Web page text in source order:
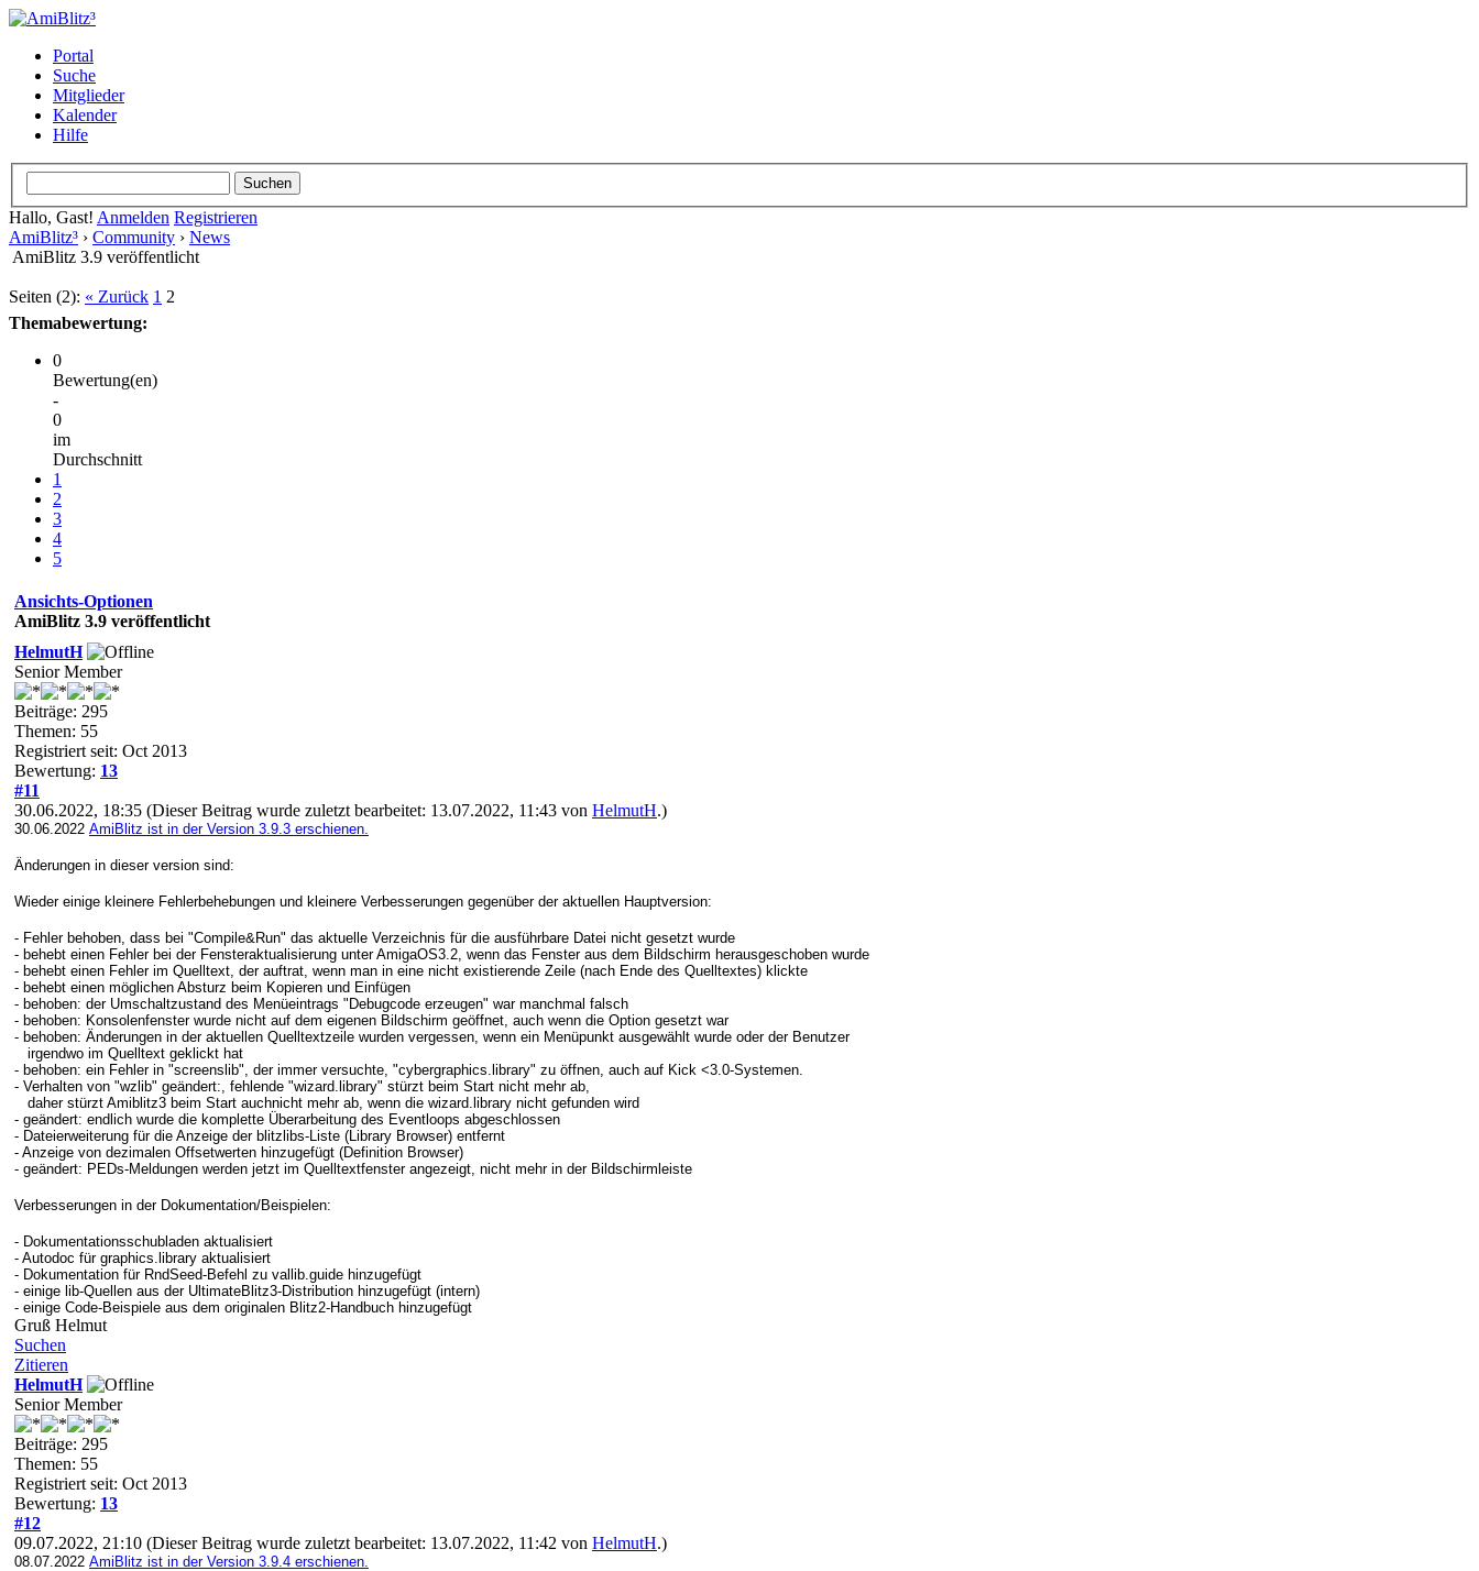
Portal
Suche
Mitglieder
Kalender
Hilfe
Hallo, Gast! Anmelden Registrieren
AmiBlitz³ › Community › News
AmiBlitz 3.9 veröffentlicht
Seiten (2): « Zurück 1 2
Themabewertung:
0
Bewertung(en)
-
0
im
Durchschnitt
1
2
3
4
5
Ansichts-Optionen
AmiBlitz 3.9 veröffentlicht
HelmutH
Senior Member
Beiträge: 295
Themen: 55
Registriert seit: Oct 2013
Bewertung: 13
#11
30.06.2022, 18:35 (Dieser Beitrag wurde zuletzt bearbeitet: 13.07.2022, 11:43 von HelmutH.)
30.06.2022 AmiBlitz ist in der Version 3.9.3 erschienen.
Änderungen in dieser version sind:
Wieder einige kleinere Fehlerbehebungen und kleinere Verbesserungen gegenüber der aktuellen Hauptversion:
- Fehler behoben, dass bei "Compile&Run" das aktuelle Verzeichnis für die ausführbare Datei nicht gesetzt wurde
- behebt einen Fehler bei der Fensteraktualisierung unter AmigaOS3.2, wenn das Fenster aus dem Bildschirm herausgeschoben wurde
- behebt einen Fehler im Quelltext, der auftrat, wenn man in eine nicht existierende Zeile (nach Ende des Quelltextes) klickte
- behebt einen möglichen Absturz beim Kopieren und Einfügen
- behoben: der Umschaltzustand des Menüeintrags "Debugcode erzeugen" war manchmal falsch
- behoben: Konsolenfenster wurde nicht auf dem eigenen Bildschirm geöffnet, auch wenn die Option gesetzt war
- behoben: Änderungen in der aktuellen Quelltextzeile wurden vergessen, wenn ein Menüpunkt ausgewählt wurde oder der Benutzer
irgendwo im Quelltext geklickt hat
- behoben: ein Fehler in "screenslib", der immer versuchte, "cybergraphics.library" zu öffnen, auch auf Kick <3.0-Systemen.
- Verhalten von "wzlib" geändert:, fehlende "wizard.library" stürzt beim Start nicht mehr ab,
daher stürzt Amiblitz3 beim Start auchnicht mehr ab, wenn die wizard.library nicht gefunden wird
- geändert: endlich wurde die komplette Überarbeitung des Eventloops abgeschlossen
- Dateierweiterung für die Anzeige der blitzlibs-Liste (Library Browser) entfernt
- Anzeige von dezimalen Offsetwerten hinzugefügt (Definition Browser)
- geändert: PEDs-Meldungen werden jetzt im Quelltextfenster angezeigt, nicht mehr in der Bildschirmleiste
Verbesserungen in der Dokumentation/Beispielen:
- Dokumentationsschubladen aktualisiert
- Autodoc für graphics.library aktualisiert
- Dokumentation für RndSeed-Befehl zu vallib.guide hinzugefügt
- einige lib-Quellen aus der UltimateBlitz3-Distribution hinzugefügt (intern)
- einige Code-Beispiele aus dem originalen Blitz2-Handbuch hinzugefügt
Gruß Helmut
Suchen
Zitieren
HelmutH
Senior Member
Beiträge: 295
Themen: 55
Registriert seit: Oct 2013
Bewertung: 13
#12
09.07.2022, 21:10 (Dieser Beitrag wurde zuletzt bearbeitet: 13.07.2022, 11:42 von HelmutH.)
08.07.2022 AmiBlitz ist in der Version 3.9.4 erschienen.